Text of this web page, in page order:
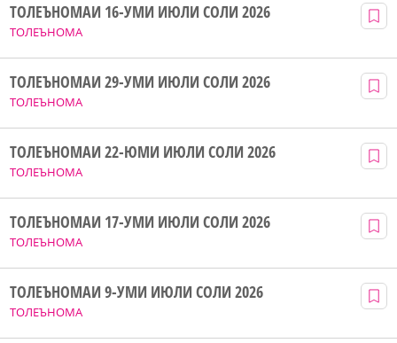
ТОЛЕЪНОМА
ТОЛЕЪНОМАИ 16-УМИ ИЮЛИ СОЛИ 2026
ТОЛЕЪНОМА
ТОЛЕЪНОМАИ 29-УМИ ИЮЛИ СОЛИ 2026
ТОЛЕЪНОМА
ТОЛЕЪНОМАИ 22-ЮМИ ИЮЛИ СОЛИ 2026
ТОЛЕЪНОМА
ТОЛЕЪНОМАИ 17-УМИ ИЮЛИ СОЛИ 2026
ТОЛЕЪНОМА
ТОЛЕЪНОМАИ 9-УМИ ИЮЛИ СОЛИ 2026